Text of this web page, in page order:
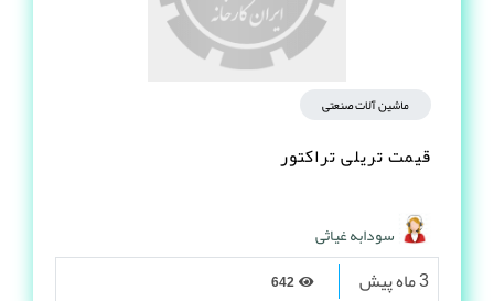
ماشین آلات صنعتی
قیمت تریلی تراکتور
سودابه غیاثی
3 ماه پیش